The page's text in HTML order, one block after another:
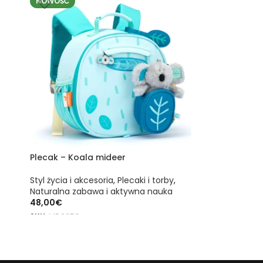
Plecak – Koala mideer
Styl życia i akcesoria, Plecaki i torby,
Naturalna zabawa i aktywna nauka
48,00€
SKU: MD2253